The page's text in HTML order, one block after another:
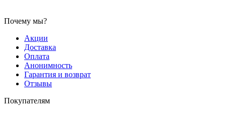
Почему мы?
Акции
Доставка
Оплата
Анонимность
Гарантия и возврат
Отзывы
Покупателям